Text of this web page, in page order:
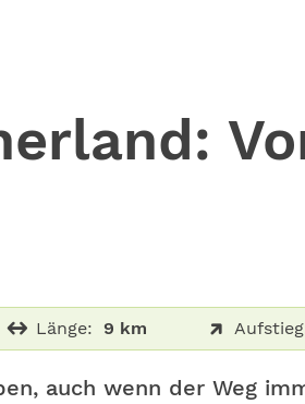
Länge: 9 km
auch wenn der Weg